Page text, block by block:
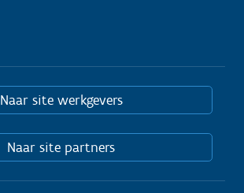
Naar site werkgevers
Naar site partners